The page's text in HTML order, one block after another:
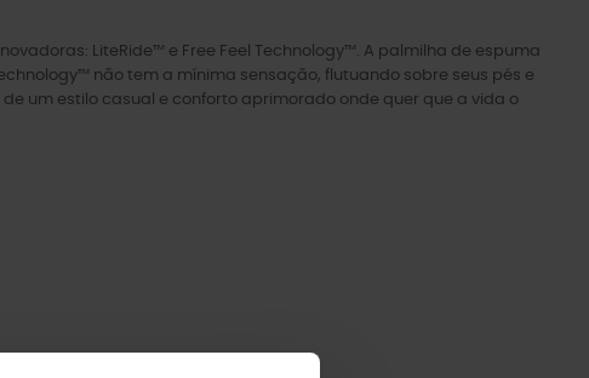
LiteRide™ e Free Feel Technology™. A palmilha de espuma
não tem a mínima sensação, flutuando sobre seus pés e
um estilo casual e conforto aprimorado onde quer que a vida o